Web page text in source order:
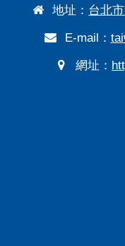
地址： 台北
E-mail：
網址：